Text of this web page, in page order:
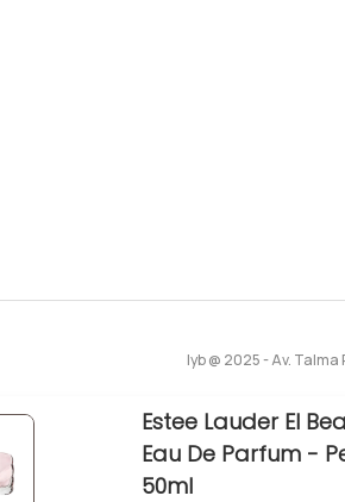
lyb @ 2025 - Av. Talma
Estee Lauder El
Eau De Parfum -
50ml